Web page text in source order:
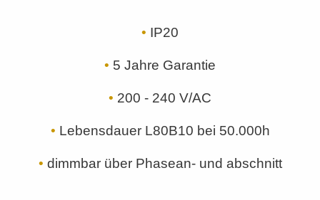
• IP20
• 5 Jahre Garantie
• 200 - 240 V/AC
• Lebensdauer L80B10 bei 50.000h
• dimmbar über Phasean- und abschnitt